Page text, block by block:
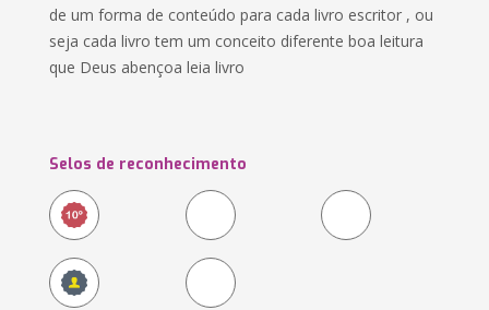
de um forma de conteúdo para cada livro escritor , ou
seja cada livro tem um conceito diferente boa leitura
que Deus abençoa leia livro
Selos de reconhecimento